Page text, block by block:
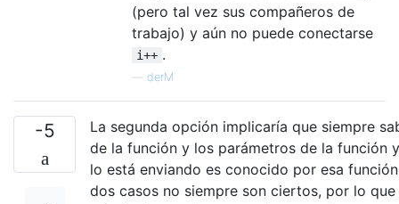
(pero tal vez sus compañeros de
trabajo) y aún no puede conectarse
i++ .
derM
-5
La segunda opción implicaría que siempre
de la función y los parámetros de la función
lo está enviando es conocido por esa
dos casos no siempre son ciertos, por lo